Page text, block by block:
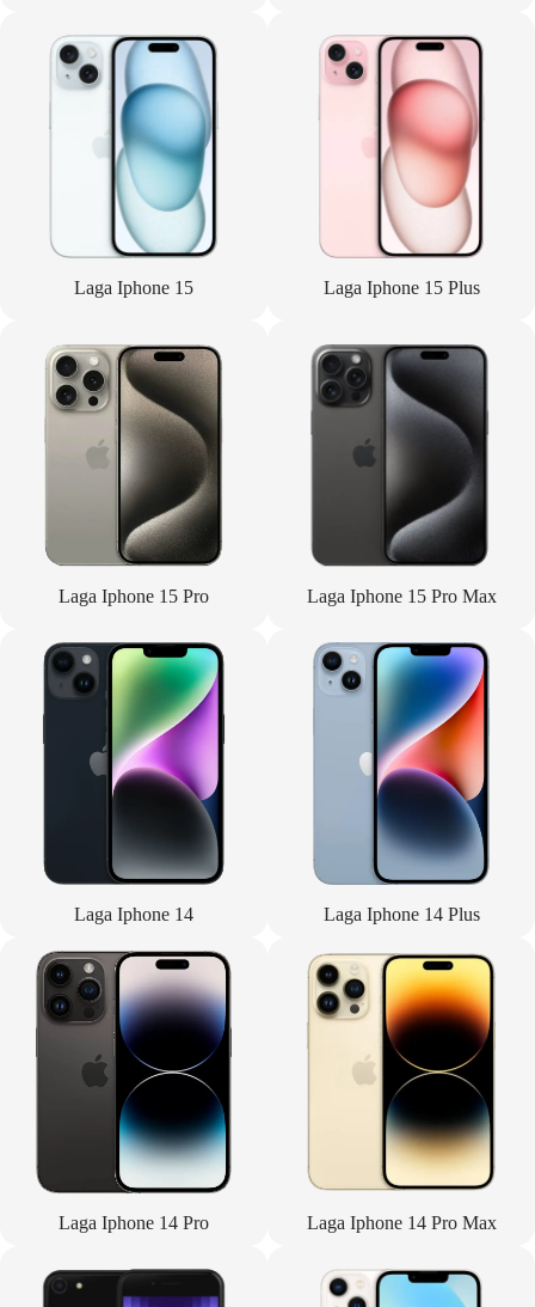
Laga Iphone 15 Laga Iphone 15 Plus
Laga Iphone 15 Pro Laga Iphone 15 Pro Max
Laga Iphone 14 Laga Iphone 14 Plus
Laga Iphone 14 Pro Laga Iphone 14 Pro Max